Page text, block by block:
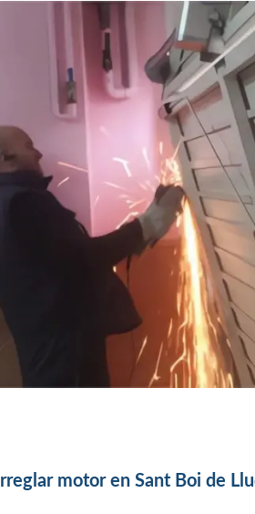
motor en Sant Boi de